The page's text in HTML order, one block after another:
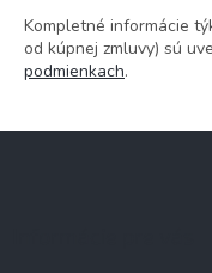
Kompletné informácie
od kúpnej zmluvy) sú
podmienkach.